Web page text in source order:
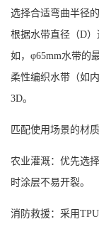
选择合适弯曲半径
根据水带直径（D）
如，φ65mm水带的
柔性编织水带（如
3D。
匹配使用场景的材质
农业灌溉：优先选择
时涂层不易开裂。
消防救援：采用